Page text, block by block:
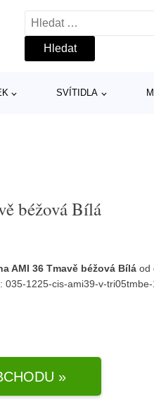
Vyhledávání
SVÍTIDLA
béžová Bílá
AMI 36 Tmavě béžová Bílá od
035-1225-cis-ami39-v-
»